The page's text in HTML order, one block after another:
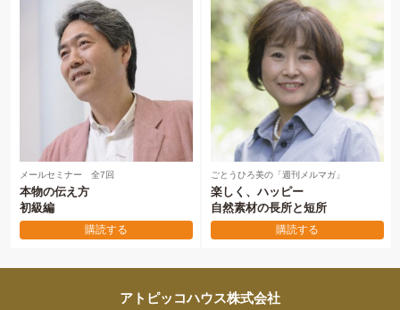
メールセミナー 全7回
本物の伝え方
初級編
購読する
ごとうひろ美の「週刊メルマガ」
楽しく、ハッピー
自然素材の長所と短所
購読する
アトピッコハウス株式会社